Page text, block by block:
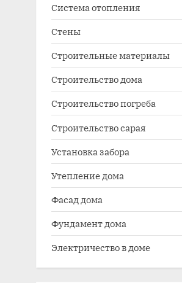
Система отопления
Стены
Строительные материалы
Строительство дома
Строительство погреба
Строительство сарая
Установка забора
Утепление дома
Фасад дома
Фундамент дома
Электричество в доме